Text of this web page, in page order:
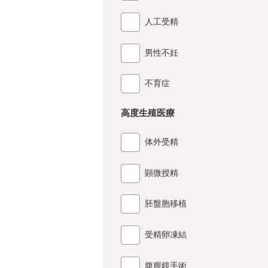
人工受精
男性不妊
不育症
高度生殖医療
体外受精
顕微授精
胚盤胞移植
受精卵凍結
腹膣鏡手術